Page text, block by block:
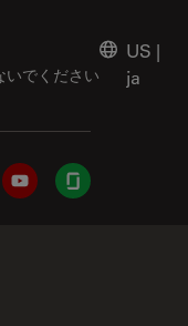
いでください
US |
ja
YouTubeGlassdoor